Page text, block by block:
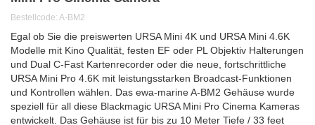
Bestellcode: A-BM2
Egal ob Sie die preiswerten URSA Mini 4K und URSA Mini 4.6K
Modelle mit Kino Qualität, festen EF oder PL Objektiv Halterungen
und Dual C-Fast Kartenrecorder oder die neue, fortschrittliche
URSA Mini Pro 4.6K mit leistungsstarken Broadcast-Funktionen
und Kontrollen wählen. Das ewa-marine A-BM2 Gehäuse wurde
speziell für all diese Blackmagic URSA Mini Pro Cinema Kameras
entwickelt. Das Gehäuse ist für bis zu 10 Meter Tiefe / 33 feet